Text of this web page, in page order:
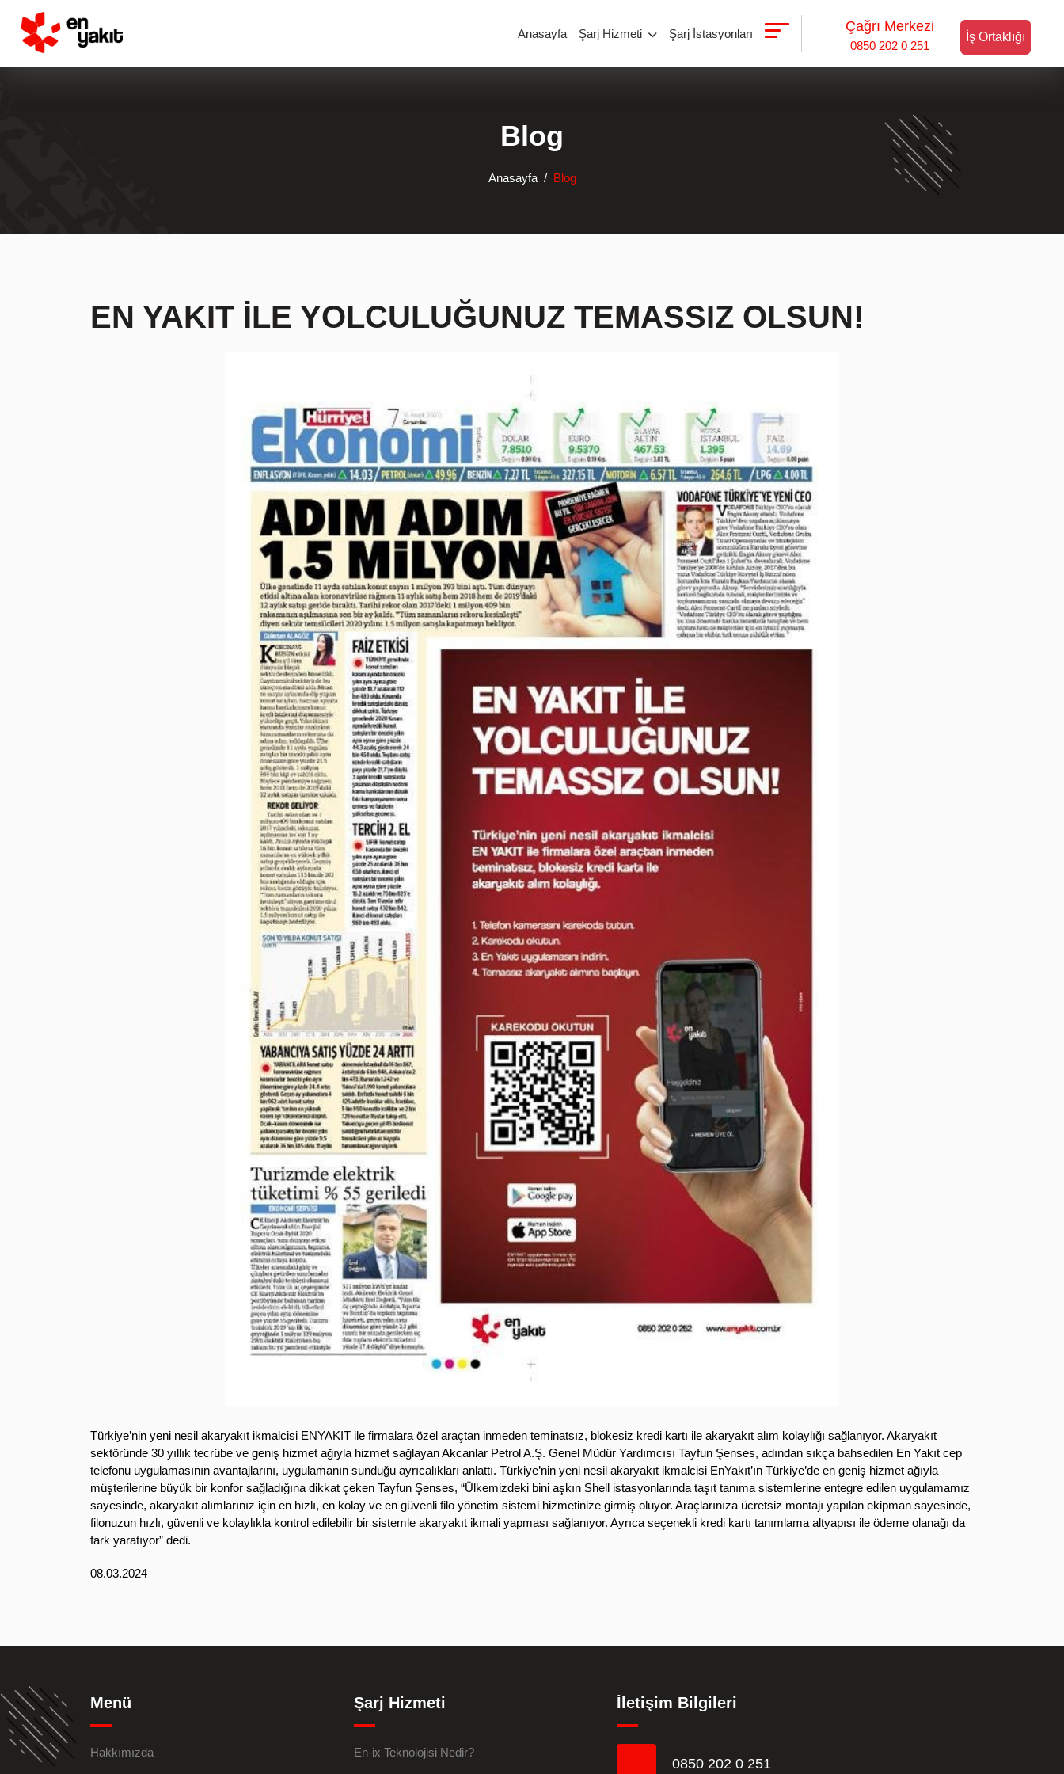
Anasayfa Şarj Hizmeti Şarj İstasyonları Çağrı Merkezi
0850 202 0 251
İş Ortaklığı
Blog
Anasayfa Blog
EN YAKIT İLE YOLCULUĞUNUZ TEMASSIZ OLSUN!
Türkiye’nin yeni nesil akaryakıt ikmalcisi ENYAKIT ile firmalara özel araçtan inmeden teminatsız, blokesiz kredi kartı ile akaryakıt alım kolaylığı sağlanıyor. Akaryakıt
sektöründe 30 yıllık tecrübe ve geniş hizmet ağıyla hizmet sağlayan Akcanlar Petrol A.Ş. Genel Müdür Yardımcısı Tayfun Şenses, adından sıkça bahsedilen En Yakıt cep
telefonu uygulamasının avantajlarını, uygulamanın sunduğu ayrıcalıkları anlattı. Türkiye’nin yeni nesil akaryakıt ikmalcisi EnYakıt’ın Türkiye’de en geniş hizmet ağıyla
müşterilerine büyük bir konfor sağladığına dikkat çeken Tayfun Şenses, “Ülkemizdeki bini aşkın Shell istasyonlarında taşıt tanıma sistemlerine entegre edilen uygulamamız
sayesinde, akaryakıt alımlarınız için en hızlı, en kolay ve en güvenli filo yönetim sistemi hizmetinize girmiş oluyor. Araçlarınıza ücretsiz montajı yapılan ekipman sayesinde,
filonuzun hızlı, güvenli ve kolaylıkla kontrol edilebilir bir sistemle akaryakıt ikmali yapması sağlanıyor. Ayrıca seçenekli kredi kartı tanımlama altyapısı ile ödeme olanağı da
fark yaratıyor” dedi.
08.03.2024
Menü
Hakkımızda
Şarj Hizmeti
En-ix Teknolojisi Nedir?
İletişim Bilgileri
0850 202 0 251